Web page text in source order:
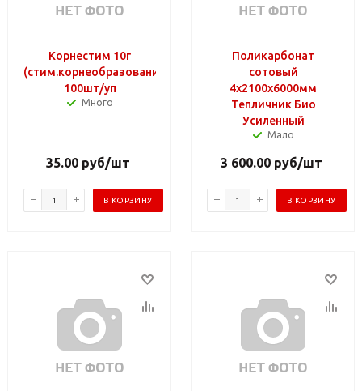
Корнестим 10г
(стим.корнеобразования)
100шт/уп
Много
35.00 руб/шт
В КОРЗИНУ
Поликарбонат
сотовый
4х2100х6000мм
Тепличник Био
Усиленный
Мало
3 600.00 руб/шт
В КОРЗИНУ